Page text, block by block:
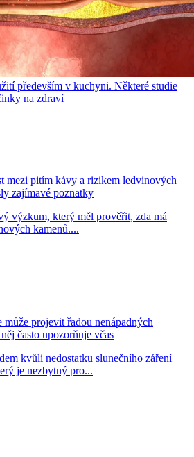
především v kuchyni. Některé studie
na zdraví
mezi pitím kávy a rizikem ledvinových
zajímavé poznatky
výzkum, který měl prověřit, zda má
kamenů....
projevit řadou nenápadných
často upozorňuje včas
kvůli nedostatku slunečního záření
je nezbytný pro...